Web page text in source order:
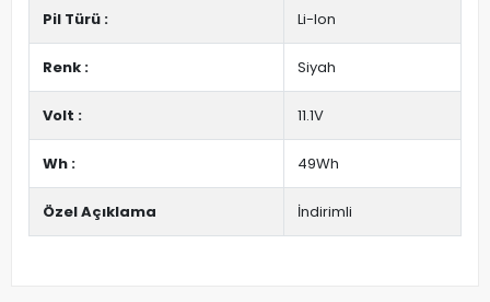
Pil Türü : Li-Ion
Renk : Siyah
Volt : 11.1V
Wh : 49Wh
Özel Açıklama İndirimli